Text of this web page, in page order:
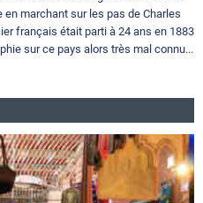
en marchant sur les pas de Charles
français était parti à 24 ans en 1883
sur ce pays alors très mal connu...